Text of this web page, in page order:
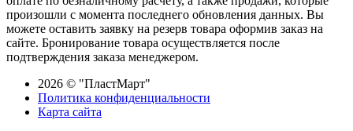
произошли с момента последнего обновления данных. Вы
можете оставить заявку на резерв товара оформив заказ на
сайте. Бронирование товара осуществляется после
подтверждения заказа менеджером.
2026 © "ПластМарт"
Политика конфиденциальности
Карта сайта